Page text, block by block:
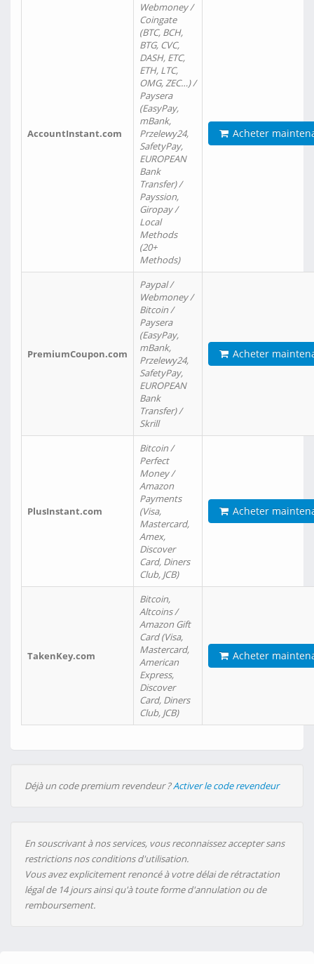
AccountInstant.com
Webmoney /
Coingate
(BTC, BCH,
BTG, CVC,
DASH, ETC,
ETH, LTC,
OMG, ZEC…) /
Paysera
(EasyPay,
mBank,
Przelewy24,
SafetyPay,
EUROPEAN
Bank
Transfer) /
Payssion,
Giropay /
Local
Methods
(20+
Methods)
Acheter
PremiumCoupon.com
Paypal /
Webmoney /
Bitcoin /
Paysera
(EasyPay,
mBank,
Przelewy24,
SafetyPay,
EUROPEAN
Bank
Transfer) /
Skrill
Acheter
PlusInstant.com
Bitcoin /
Perfect
Money /
Amazon
Payments
(Visa,
Mastercard,
Amex,
Discover
Card, Diners
Club, JCB)
Acheter
TakenKey.com
Bitcoin,
Altcoins /
Amazon Gift
Card (Visa,
Mastercard,
American
Express,
Discover
Card, Diners
Club, JCB)
Acheter
Déjà un code premium revendeur ?Activer le code revendeur
En souscrivant à nos services, vous reconnaissez accepter sans
restrictions nos conditions d'utilisation.
Vous avez explicitement renoncé à votre délai de rétractation
légal de 14 jours ainsi qu'à toute forme d'annulation ou de
remboursement.